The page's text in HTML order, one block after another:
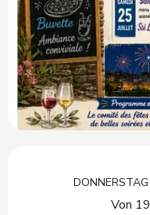
DONNERSTAG
Von